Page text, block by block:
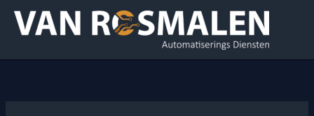
naar
inhoud